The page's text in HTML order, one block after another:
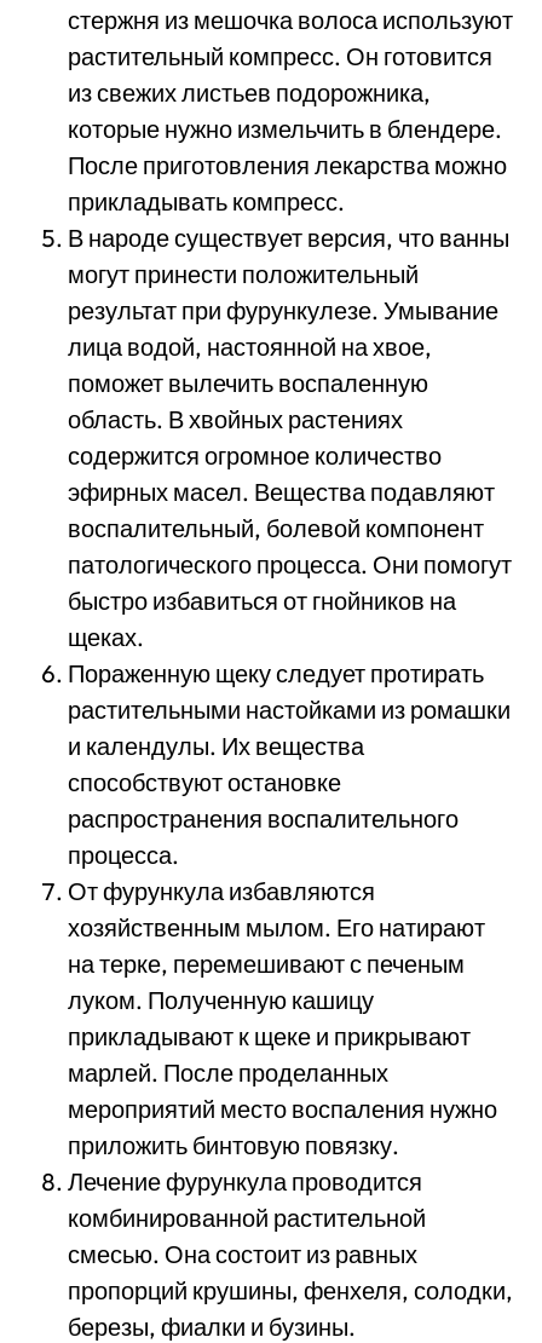
стержня из мешочка волоса используют
растительный компресс. Он готовится
из свежих листьев подорожника,
которые нужно измельчить в блендере.
После приготовления лекарства можно
прикладывать компресс.
В народе существует версия, что ванны
могут принести положительный
результат при фурункулезе. Умывание
лица водой, настоянной на хвое,
поможет вылечить воспаленную
область. В хвойных растениях
содержится огромное количество
эфирных масел. Вещества подавляют
воспалительный, болевой компонент
патологического процесса. Они помогут
быстро избавиться от гнойников на
щеках.
Пораженную щеку следует протирать
растительными настойками из ромашки
и календулы. Их вещества
способствуют остановке
распространения воспалительного
процесса.
От фурункула избавляются
хозяйственным мылом. Его натирают
на терке, перемешивают с печеным
луком. Полученную кашицу
прикладывают к щеке и прикрывают
марлей. После проделанных
мероприятий место воспаления нужно
приложить бинтовую повязку.
Лечение фурункула проводится
комбинированной растительной
смесью. Она состоит из равных
пропорций крушины, фенхеля, солодки,
березы, фиалки и бузины.